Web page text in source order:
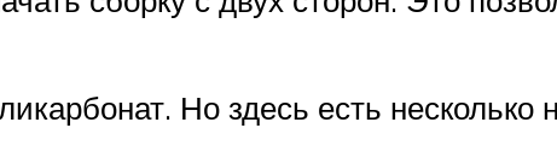
Но здесь есть несколько